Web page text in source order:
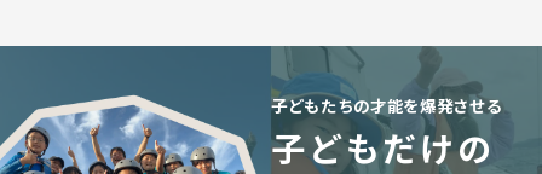
子どもたちの才能を爆発させる
子どもだけの